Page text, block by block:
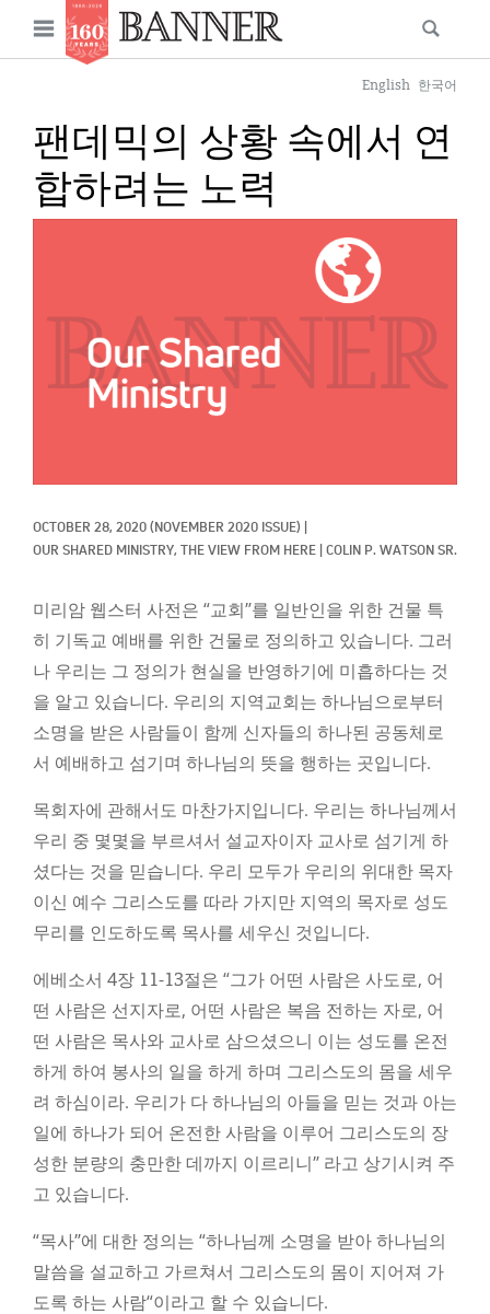
main
Open
English 한국어
팬데믹의 상황 속에서 연
합하려는 노력
OCTOBER 28, 2020 (NOVEMBER 2020 ISSUE)
OUR SHARED MINISTRY,
THE VIEW FROM HERE COLIN P. WATSON SR.
미리암 웹스터 사전은 “교회”를 일반인을 위한 건물 특
히 기독교 예배를 위한 건물로 정의하고 있습니다. 그러
나 우리는 그 정의가 현실을 반영하기에 미흡하다는 것
을 알고 있습니다. 우리의 지역교회는 하나님으로부터
소명을 받은 사람들이 함께 신자들의 하나된 공동체로
서 예배하고 섬기며 하나님의 뜻을 행하는 곳입니다.
목회자에 관해서도 마찬가지입니다. 우리는 하나님께서
우리 중 몇몇을 부르셔서 설교자이자 교사로 섬기게 하
셨다는 것을 믿습니다. 우리 모두가 우리의 위대한 목자
이신 예수 그리스도를 따라 가지만 지역의 목자로 성도
무리를 인도하도록 목사를 세우신 것입니다.
에베소서 4장 11-13절은 “그가 어떤 사람은 사도로, 어
떤 사람은 선지자로, 어떤 사람은 복음 전하는 자로, 어
떤 사람은 목사와 교사로 삼으셨으니 이는 성도를 온전
하게 하여 봉사의 일을 하게 하며 그리스도의 몸을 세우
려 하심이라. 우리가 다 하나님의 아들을 믿는 것과 아는
일에 하나가 되어 온전한 사람을 이루어 그리스도의 장
성한 분량의 충만한 데까지 이르리니” 라고 상기시켜 주
고 있습니다.
“목사”에 대한 정의는 “하나님께 소명을 받아 하나님의
말씀을 설교하고 가르쳐서 그리스도의 몸이 지어져 가
도록 하는 사람“이라고 할 수 있습니다.
Main
navigation
News
Features
As I Was Saying
Reviews
Secondary
Get Your Banner
Resources
한국어
Español